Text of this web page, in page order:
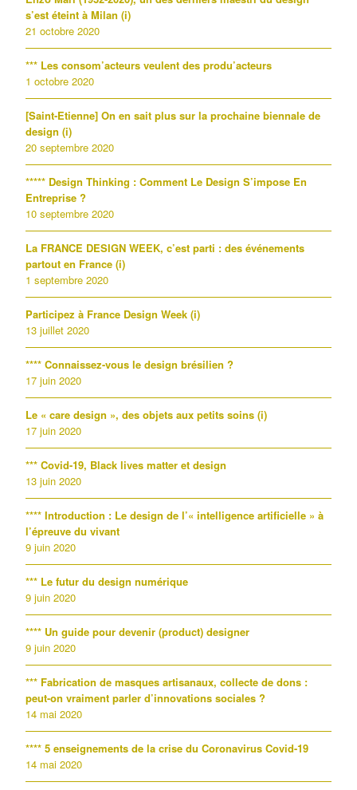
s’est éteint à Milan (i)
21 octobre 2020
*** Les consom’acteurs veulent des produ’acteurs
1 octobre 2020
[Saint-Etienne] On en sait plus sur la prochaine biennale de
design (i)
20 septembre 2020
***** Design Thinking : Comment Le Design S’impose En
Entreprise ?
10 septembre 2020
La FRANCE DESIGN WEEK, c’est parti : des événements
partout en France (i)
1 septembre 2020
Participez à France Design Week (i)
13 juillet 2020
**** Connaissez-vous le design brésilien ?
17 juin 2020
Le « care design », des objets aux petits soins (i)
17 juin 2020
*** Covid-19, Black lives matter et design
13 juin 2020
**** Introduction : Le design de l’« intelligence artificielle » à
l’épreuve du vivant
9 juin 2020
*** Le futur du design numérique
9 juin 2020
**** Un guide pour devenir (product) designer
9 juin 2020
*** Fabrication de masques artisanaux, collecte de dons :
peut-on vraiment parler d’innovations sociales ?
14 mai 2020
**** 5 enseignements de la crise du Coronavirus Covid-19
14 mai 2020